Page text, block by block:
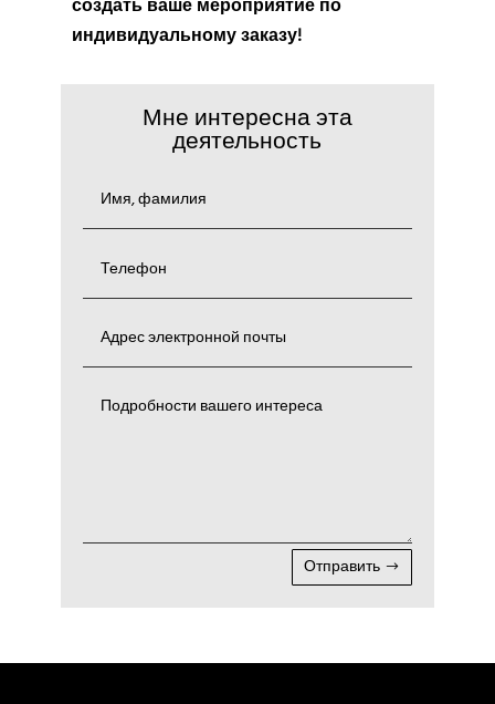
создать ваше мероприятие по
индивидуальному заказу!
Мне интересна эта
деятельность
Отправить